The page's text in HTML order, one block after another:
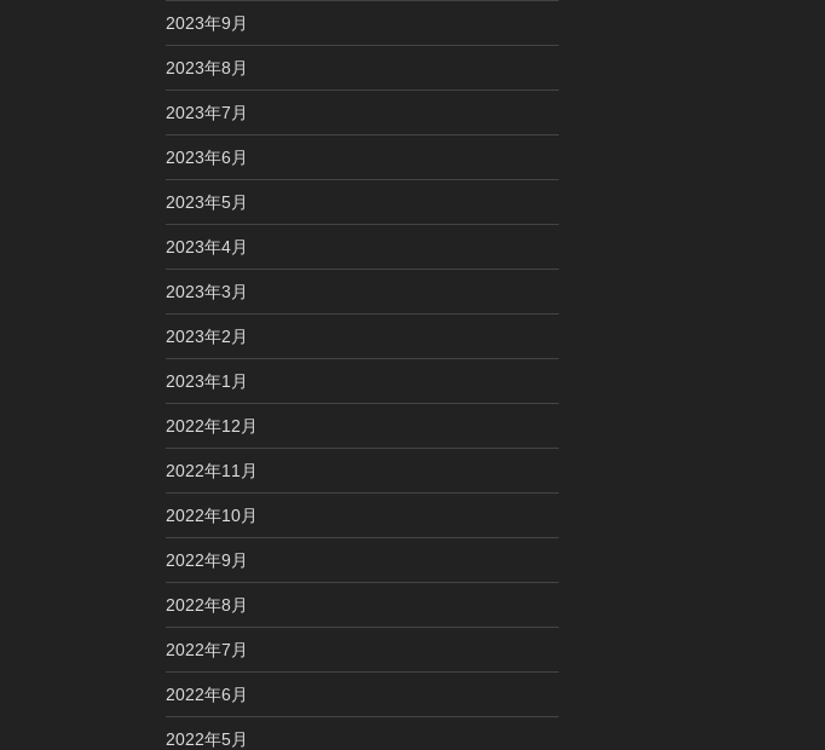
2023年9月
2023年8月
2023年7月
2023年6月
2023年5月
2023年4月
2023年3月
2023年2月
2023年1月
2022年12月
2022年11月
2022年10月
2022年9月
2022年8月
2022年7月
2022年6月
2022年5月